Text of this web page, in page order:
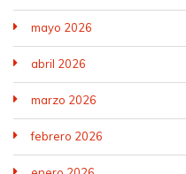
mayo 2026
abril 2026
marzo 2026
febrero 2026